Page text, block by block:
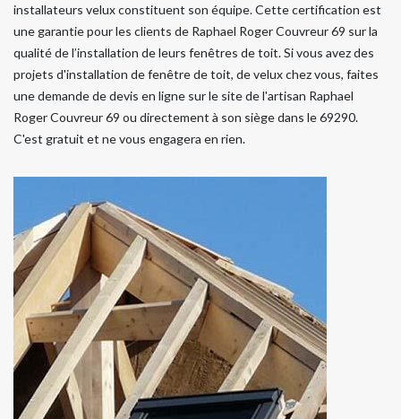
installateurs velux constituent son équipe. Cette certification est
une garantie pour les clients de Raphael Roger Couvreur 69 sur la
qualité de l’installation de leurs fenêtres de toit. Si vous avez des
projets d'installation de fenêtre de toit, de velux chez vous, faites
une demande de devis en ligne sur le site de l'artisan Raphael
Roger Couvreur 69 ou directement à son siège dans le 69290.
C'est gratuit et ne vous engagera en rien.